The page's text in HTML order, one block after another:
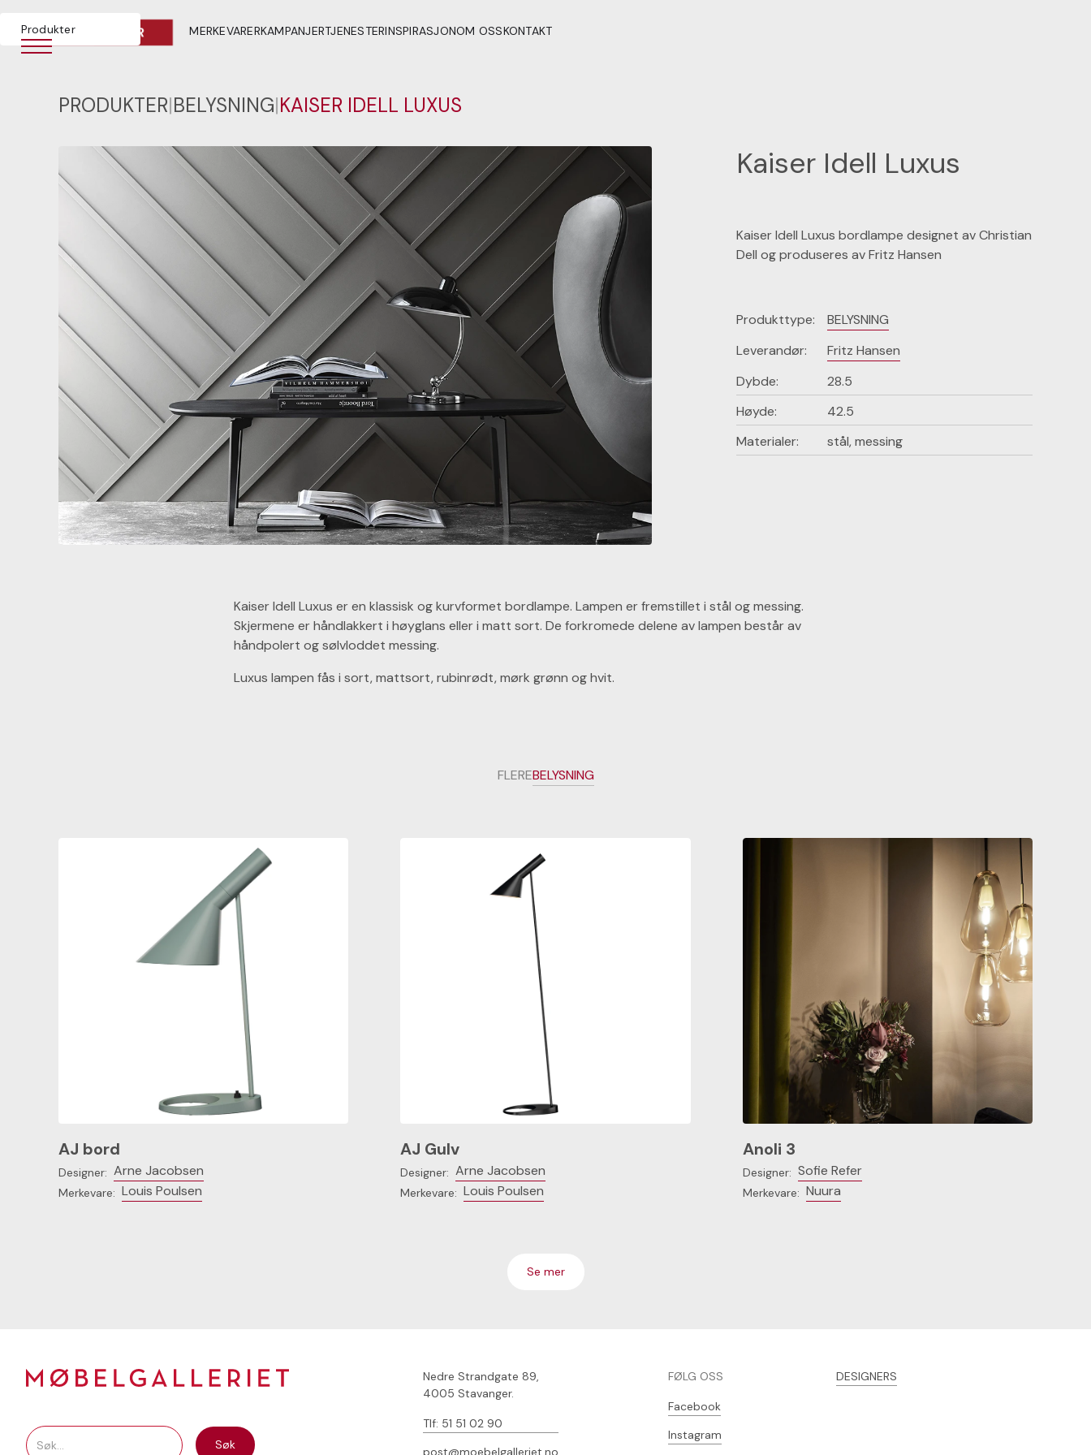
Produkter MERKEVARERKAMPANJERTJENESTERINSPIRASJONOM OSSKONTAKT
PRODUKTER|BELYSNING|KAISER IDELL LUXUS
Kaiser Idell Luxus
Kaiser Idell Luxus bordlampe designet av Christian
Dell og produseres av Fritz Hansen
Produkttype:
BELYSNING
Leverandør:
Fritz Hansen
Dybde:
28.5
Høyde:
42.5
Materialer:
stål, messing
Kaiser Idell Luxus er en klassisk og kurvformet bordlampe. Lampen er fremstillet i stål og messing.
Skjermene er håndlakkert i høyglans eller i matt sort. De forkromede delene av lampen består av
håndpolert og sølvloddet messing.
Luxus lampen fås i sort, mattsort, rubinrødt, mørk grønn og hvit.
FLEREBELYSNING
AJ bord
Designer: Arne Jacobsen
Merkevare: Louis Poulsen
AJ Gulv
Designer: Arne Jacobsen
Merkevare: Louis Poulsen
Anoli 3
Designer: Sofie Refer
Merkevare: Nuura
Se mer
Nedre Strandgate 89,
4005 Stavanger.
Tlf: 51 51 02 90
post@moebelgalleriet.no
FØLG OSS
Facebook
Instagram
DESIGNERS